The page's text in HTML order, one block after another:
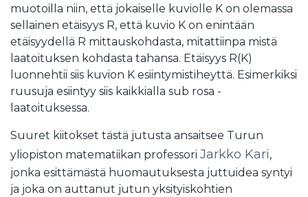
muotoilla niin, että jokaiselle kuviolle K on olemassa
sellainen etäisyys R, että kuvio K on enintään
etäisyydellä R mittauskohdasta, mitattiinpa mistä
laatoituksen kohdasta tahansa. Etäisyys R(K)
luonnehtii siis kuvion K esiintymistiheyttä. Esimerkiksi
ruusuja esiintyy siis kaikkialla sub rosa -
laatoituksessa.
Suuret kiitokset tästä jutusta ansaitsee Turun
yliopiston matematiikan professori Jarkko Kari,
jonka esittämästä huomautuksesta juttuidea syntyi
ja joka on auttanut jutun yksityiskohtien